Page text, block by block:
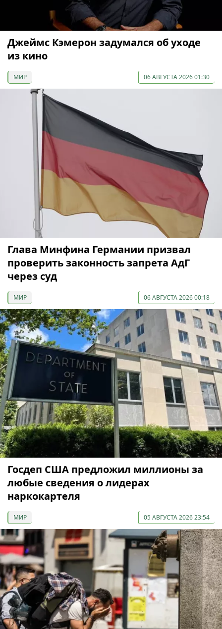
Джеймс Кэмерон задумался об уходе
из кино
МИР 06 АВГУСТА 2026 01:30
Глава Минфина Германии призвал
проверить законность запрета АдГ
через суд
МИР 06 АВГУСТА 2026 00:18
Госдеп США предложил миллионы за
любые сведения о лидерах
наркокартеля
МИР 05 АВГУСТА 2026 23:54